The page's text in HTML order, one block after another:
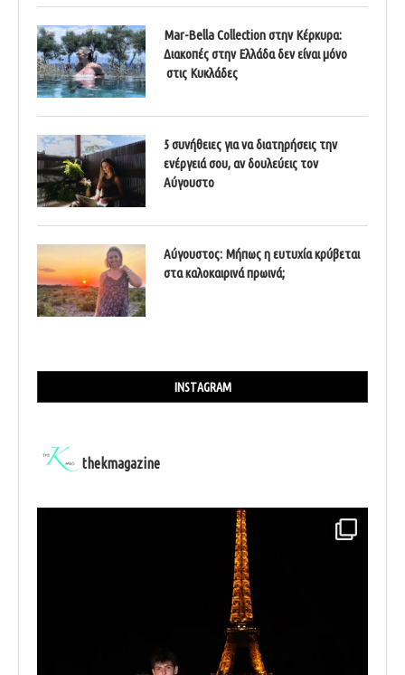
Mar-Bella Collection στην Κέρκυρα:
Διακοπές στην Ελλάδα δεν είναι μόνο
στις Κυκλάδες
5 συνήθειες για να διατηρήσεις την
ενέργειά σου, αν δουλεύεις τον
Αύγουστο
Αύγουστος: Μήπως η ευτυχία κρύβεται
στα καλοκαιρινά πρωινά;
INSTAGRAM
thekmagazine